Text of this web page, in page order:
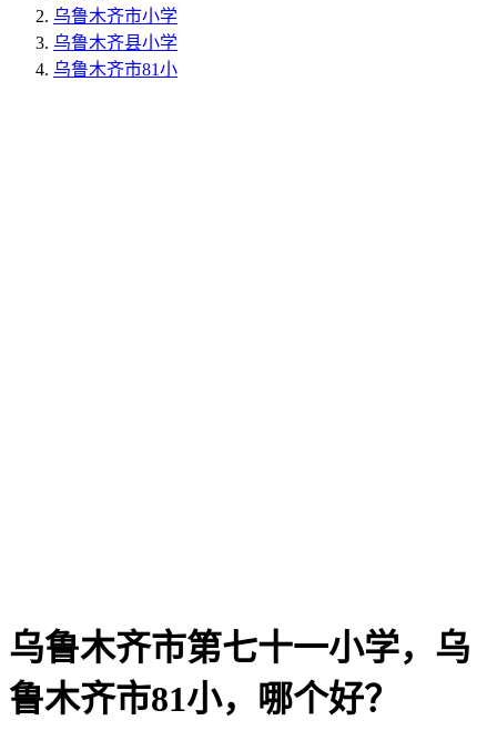
乌鲁木齐市小学
乌鲁木齐县小学
乌鲁木齐市81小
乌鲁木齐市第七十一小学，乌
鲁木齐市81小，哪个好？